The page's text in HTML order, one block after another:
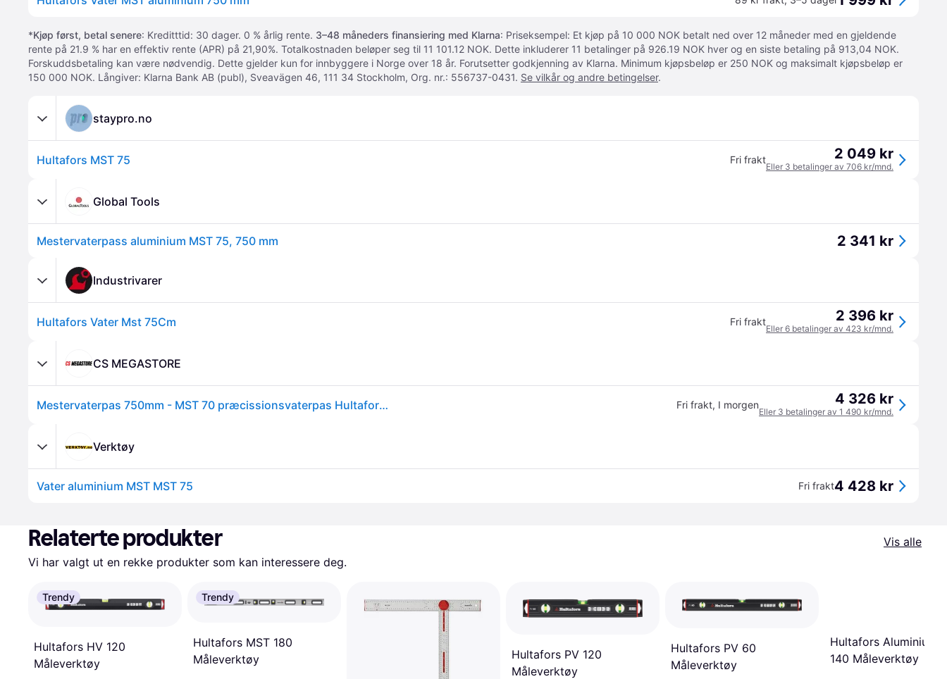
*Kjøp først, betal senere: Kreditttid: 30 dager. 0 % årlig rente. 3–48 måneders finansiering med Klarna: Priseksempel: Et kjøp på 10 000 NOK betalt ned over 12 måneder med en gjeldende
rente på 21.9 % har en effektiv rente (APR) på 21,90%. Totalkostnaden beløper seg til 11 101.12 NOK. Dette inkluderer 11 betalinger på 926.19 NOK hver og en siste betaling på 913,04 NOK.
Forskuddsbetaling kan være nødvendig. Dette gjelder kun for innbyggere i Norge over 18 år. Forutsetter godkjenning av Klarna. Minimum kjøpsbeløp er 250 NOK og maksimalt kjøpsbeløp er
150 000 NOK. Långiver: Klarna Bank AB (publ), Sveavägen 46, 111 34 Stockholm, Org. nr.: 556737-0431. Se vilkår og andre betingelser.
staypro.no
Hultafors MST 75 Fri frakt 2 049 kr
Eller 3 betalinger av 706 kr/mnd.
Global Tools
Mestervaterpass aluminium MST 75, 750 mm 2 341 kr
Industrivarer
Hultafors Vater Mst 75Cm Fri frakt 2 396 kr
Eller 6 betalinger av 423 kr/mnd.
CS MEGASTORE
Mestervaterpas 750mm - MST 70 præcissionsvaterpas Hultafors 402801 Fri frakt, I morgen 4 326 kr
Eller 3 betalinger av 1 490 kr/mnd.
Verktøy
Vater aluminium MST MST 75 Fri frakt4 428 kr
Relaterte produkter
Vis alle
Vi har valgt ut en rekke produkter som kan interessere deg.
Trendy
Hultafors HV 120
Måleverktøy
Trendy
Hultafors MST 180
Måleverktøy
Hultafors PV 120
Måleverktøy
Hultafors PV 60
Måleverktøy
Hultafors Aluminium
140 Måleverktøy